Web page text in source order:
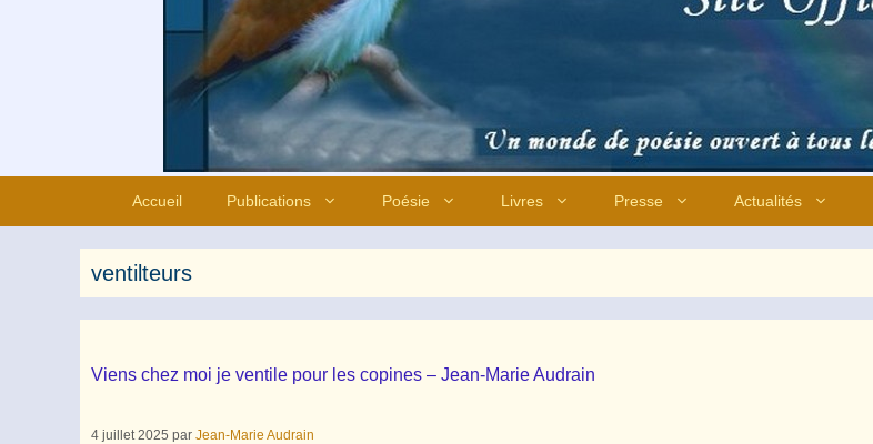
Accueil Publications Poésie Livres Presse Actualités
ventilteurs
Viens chez moi je ventile pour les copines – Jean-Marie Audrain
4 juillet 2025 par Jean-Marie Audrain